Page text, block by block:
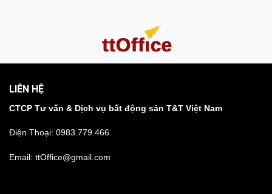
LIÊN HỆ
CTCP Tư vấn & Dịch vụ bất động sản T&T Việt Nam
Điện Thoại: 0983.779.466
Email: ttOffice@gmail.com